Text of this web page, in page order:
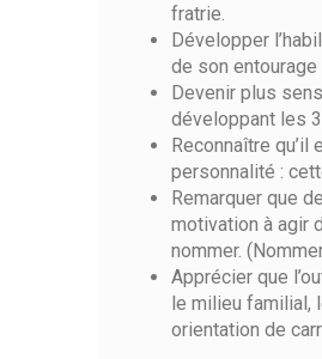
fratrie.
Développer
de son
Devenir plus
développant les
Reconnaître
personnalité :
Remarquer que
motivation à agir
nommer.
Apprécier que
le milieu familial,
orientation de